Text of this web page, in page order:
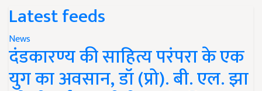
Latest feeds
News
दंडकारण्य की साहित्य परंपरा के एक
युग का अवसान, डॉ (प्रो). बी. एल. झा